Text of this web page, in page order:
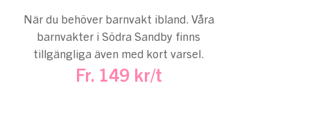
När du behöver barnvakt ibland. Våra
barnvakter i Södra Sandby finns
tillgängliga även med kort varsel.
Fr. 149 kr/t